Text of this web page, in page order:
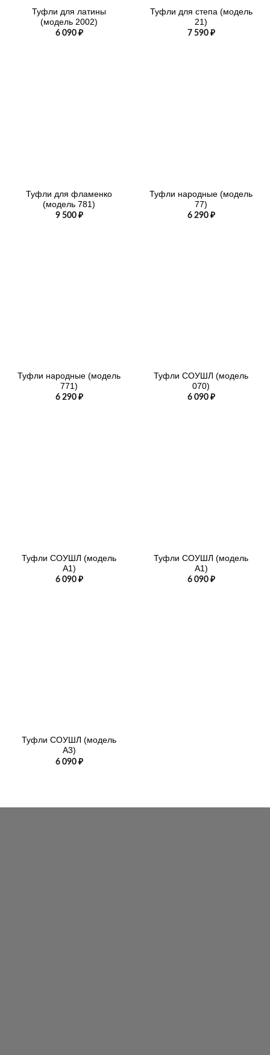
Туфли для латины
(модель 2002)
6 090 ₽
Туфли для степа (модель
21)
7 590 ₽
Туфли для фламенко
(модель 781)
9 500 ₽
Туфли народные (модель
77)
6 290 ₽
Туфли народные (модель
771)
6 290 ₽
Туфли СОУШЛ (модель
070)
6 090 ₽
Туфли СОУШЛ (модель
А1)
6 090 ₽
Туфли СОУШЛ (модель
А1)
6 090 ₽
Туфли СОУШЛ (модель
А3)
6 090 ₽